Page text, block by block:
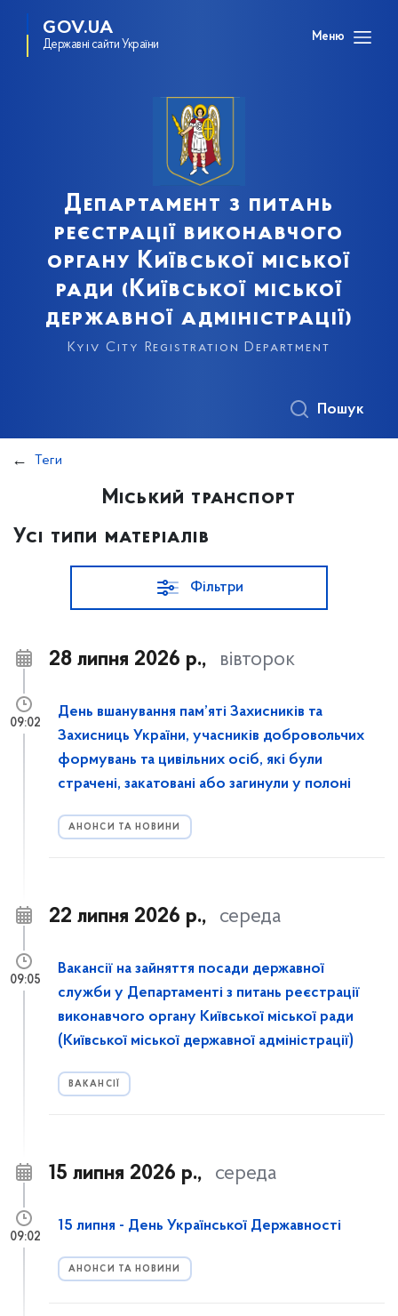
GOV.UA
Державні сайти України
Меню
Департамент з питань
реєстрації виконавчого
органу Київської міської
ради (Київської міської
державної адміністрації)
Kyiv City Registration Department
Пошук
Теги
Міський транспорт
Усі типи матеріалів
Фільтри
28 липня 2026 р., вівторок
День вшанування пам’яті Захисників та
Захисниць України, учасників добровольчих
формувань та цивільних осіб, які були
страчені, закатовані або загинули у полоні
АНОНСИ ТА НОВИНИ
09:02
22 липня 2026 р., середа
Вакансії на зайняття посади державної
служби у Департаменті з питань реєстрації
виконавчого органу Київської міської ради
(Київської міської державної адміністрації)
ВАКАНСІЇ
09:05
15 липня 2026 р., середа
15 липня - День Української Державності
АНОНСИ ТА НОВИНИ
09:02